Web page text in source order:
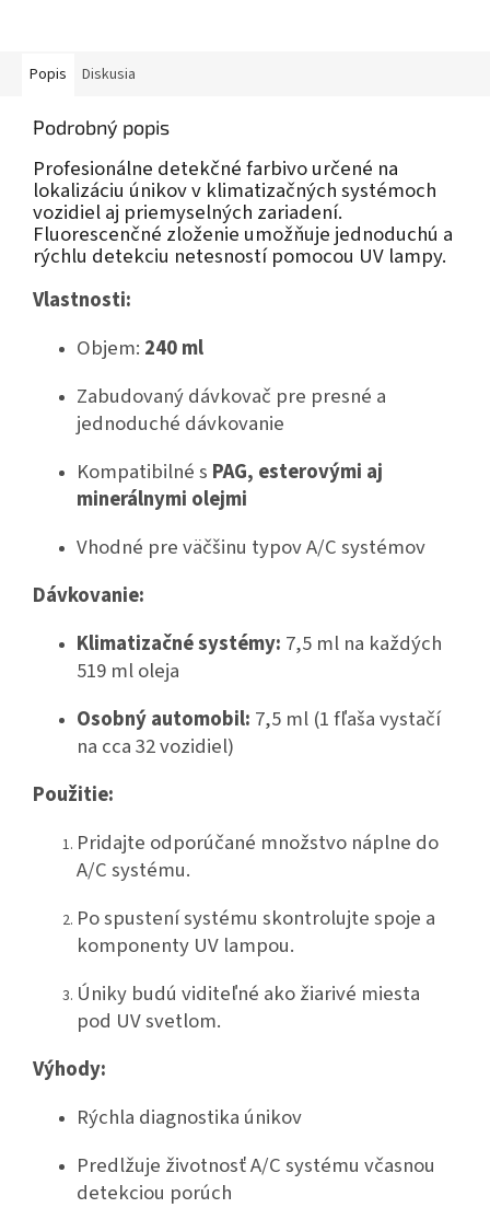
Popis Diskusia
Podrobný popis
Profesionálne detekčné farbivo určené na
lokalizáciu únikov v klimatizačných systémoch
vozidiel aj priemyselných zariadení.
Fluorescenčné zloženie umožňuje jednoduchú a
rýchlu detekciu netesností pomocou UV lampy.
Vlastnosti:
Objem: 240 ml
Zabudovaný dávkovač pre presné a
jednoduché dávkovanie
Kompatibilné s PAG, esterovými aj
minerálnymi olejmi
Vhodné pre väčšinu typov A/C systémov
Dávkovanie:
Klimatizačné systémy: 7,5 ml na každých
519 ml oleja
Osobný automobil: 7,5 ml (1 fľaša vystačí
na cca 32 vozidiel)
Použitie:
Pridajte odporúčané množstvo náplne do
A/C systému.
Po spustení systému skontrolujte spoje a
komponenty UV lampou.
Úniky budú viditeľné ako žiarivé miesta
pod UV svetlom.
Výhody:
Rýchla diagnostika únikov
Predlžuje životnosť A/C systému včasnou
detekciou porúch